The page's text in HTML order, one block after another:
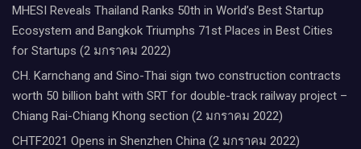
MHESI Reveals Thailand Ranks 50th in World’s Best Startup
Ecosystem and Bangkok Triumphs 71st Places in Best Cities
for Startups (2 มกราคม 2022)
CH. Karnchang and Sino-Thai sign two construction contracts
worth 50 billion baht with SRT for double-track railway project –
Chiang Rai-Chiang Khong section (2 มกราคม 2022)
CHTF2021 Opens in Shenzhen China (2 มกราคม 2022)